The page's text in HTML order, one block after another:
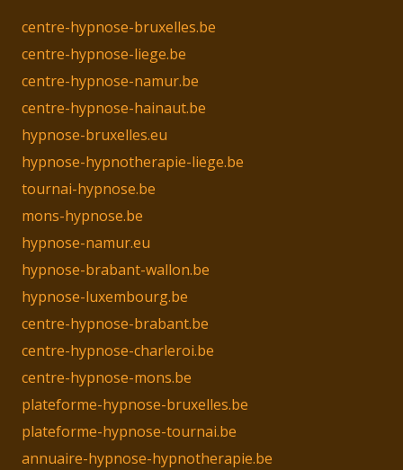
centre-hypnose-bruxelles.be
centre-hypnose-liege.be
centre-hypnose-namur.be
centre-hypnose-hainaut.be
hypnose-bruxelles.eu
hypnose-hypnotherapie-liege.be
tournai-hypnose.be
mons-hypnose.be
hypnose-namur.eu
hypnose-brabant-wallon.be
hypnose-luxembourg.be
centre-hypnose-brabant.be
centre-hypnose-charleroi.be
centre-hypnose-mons.be
plateforme-hypnose-bruxelles.be
plateforme-hypnose-tournai.be
annuaire-hypnose-hypnotherapie.be